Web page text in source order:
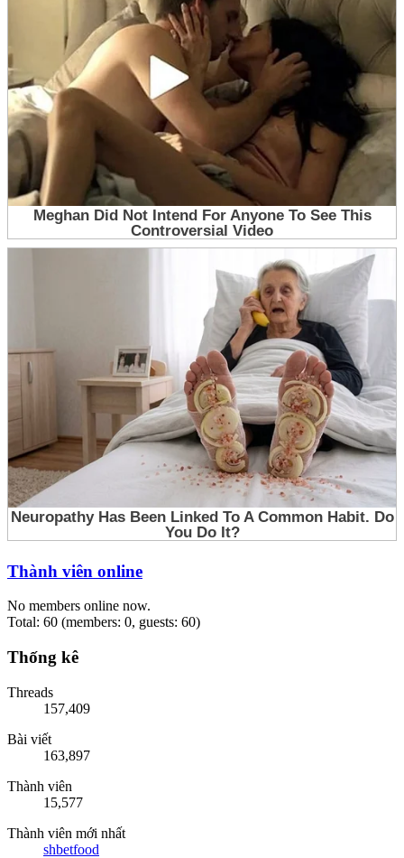
Thành viên online
No members online now.
Total: 60 (members: 0, guests: 60)
Thống kê
Threads
157,409
Bài viết
163,897
Thành viên
15,577
Thành viên mới nhất
shbetfood